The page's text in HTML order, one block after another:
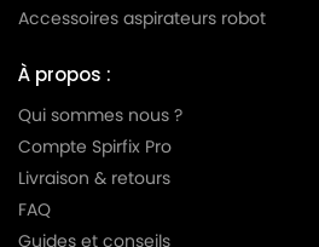
Accessoires aspirateurs robot
À propos :
Qui sommes nous ?
Compte Spirfix Pro
Livraison & retours
FAQ
Guides et conseils